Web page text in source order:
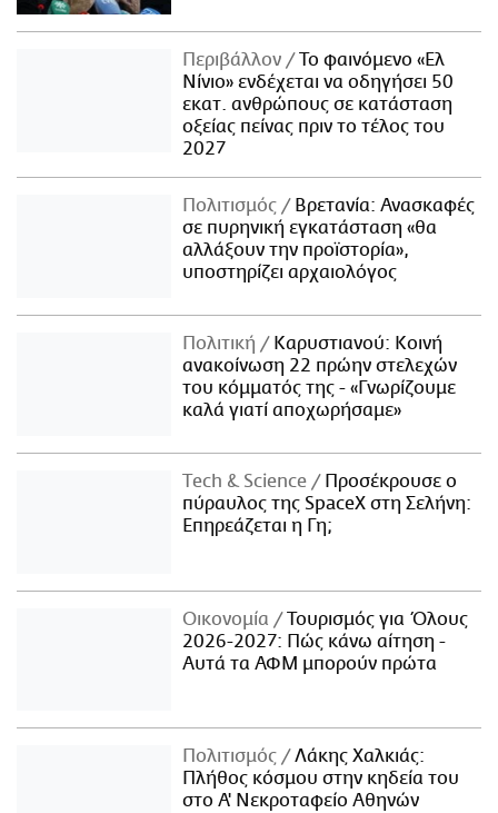
Περιβάλλον
Το φαινόμενο «Ελ
Νίνιο» ενδέχεται να οδηγήσει 50
εκατ. ανθρώπους σε κατάσταση
οξείας πείνας πριν το τέλος του
2027
Πολιτισμός
Βρετανία: Ανασκαφές
σε πυρηνική εγκατάσταση «θα
αλλάξουν την προϊστορία»,
υποστηρίζει αρχαιολόγος
Πολιτική
Καρυστιανού: Κοινή
ανακοίνωση 22 πρώην στελεχών
του κόμματός της - «Γνωρίζουμε
καλά γιατί αποχωρήσαμε»
Τech & Science
Προσέκρουσε ο
πύραυλος της SpaceX στη Σελήνη:
Επηρεάζεται η Γη;
Οικονομία
Τουρισμός για Όλους
2026-2027: Πώς κάνω αίτηση -
Αυτά τα ΑΦΜ μπορούν πρώτα
Πολιτισμός
Λάκης Χαλκιάς:
Πλήθος κόσμου στην κηδεία του
στο Α' Νεκροταφείο Αθηνών